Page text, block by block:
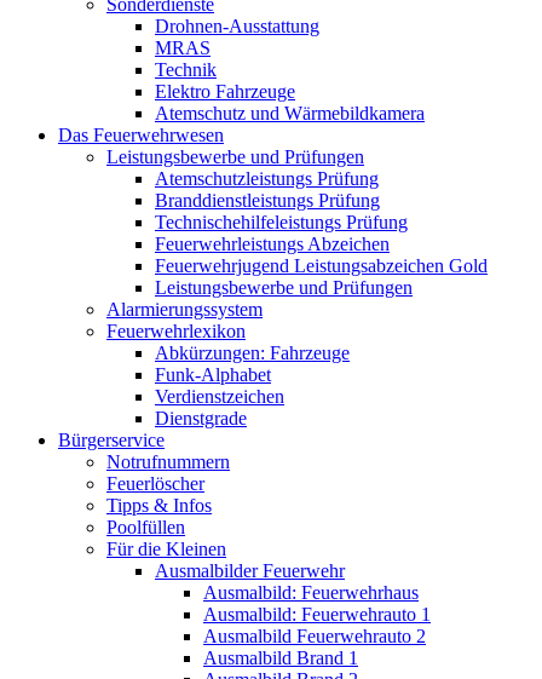
Sonderdienste
Drohnen-Ausstattung
MRAS
Technik
Elektro Fahrzeuge
Atemschutz und Wärmebildkamera
Das Feuerwehrwesen
Leistungsbewerbe und Prüfungen
Atemschutzleistungs Prüfung
Branddienstleistungs Prüfung
Technischehilfeleistungs Prüfung
Feuerwehrleistungs Abzeichen
Feuerwehrjugend Leistungsabzeichen Gold
Leistungsbewerbe und Prüfungen
Alarmierungssystem
Feuerwehrlexikon
Abkürzungen: Fahrzeuge
Funk-Alphabet
Verdienstzeichen
Dienstgrade
Bürgerservice
Notrufnummern
Feuerlöscher
Tipps & Infos
Poolfüllen
Für die Kleinen
Ausmalbilder Feuerwehr
Ausmalbild: Feuerwehrhaus
Ausmalbild: Feuerwehrauto 1
Ausmalbild Feuerwehrauto 2
Ausmalbild Brand 1